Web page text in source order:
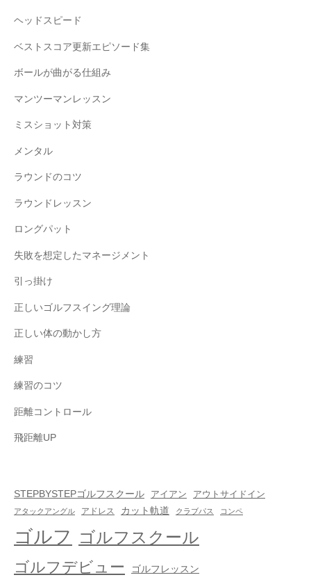
ヘッドスピード
ベストスコア更新エピソード集
ボールが曲がる仕組み
マンツーマンレッスン
ミスショット対策
メンタル
ラウンドのコツ
ラウンドレッスン
ロングパット
失敗を想定したマネージメント
引っ掛け
正しいゴルフスイング理論
正しい体の動かし方
練習
練習のコツ
距離コントロール
飛距離UP
STEPBYSTEPゴルフスクール アイアン アウトサイドイン
アタックアングル アドレス カット軌道 クラブパス コンペ
ゴルフ ゴルフスクール
ゴルフデビュー ゴルフレッスン